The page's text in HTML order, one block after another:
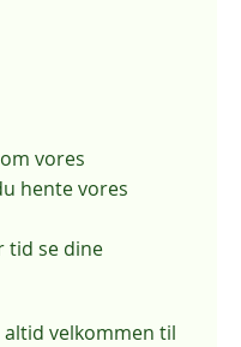
vores
hente vores
tid se dine
velkommen til